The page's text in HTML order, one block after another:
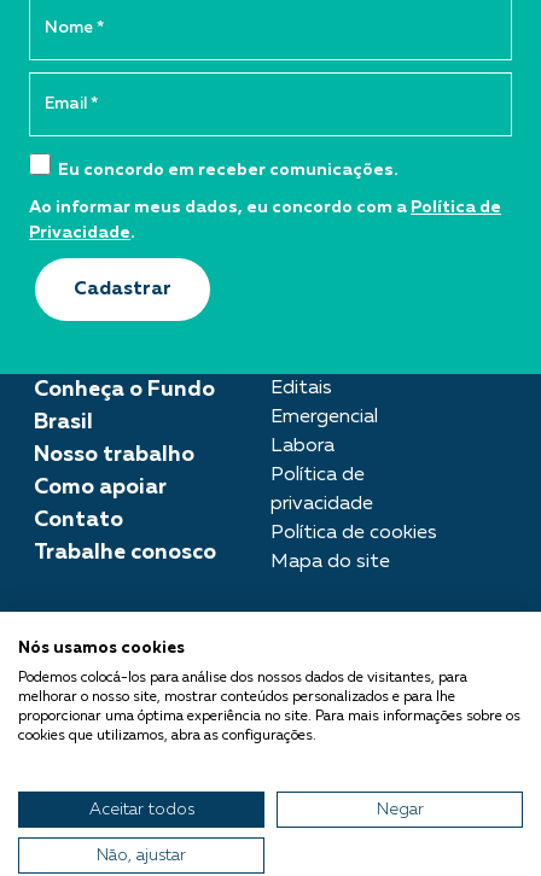
Conheça o Fundo
Brasil
Nosso trabalho
Como apoiar
Contato
Trabalhe conosco
Editais
Emergencial
Labora
Política de
privacidade
Política de cookies
Mapa do site
imprensa@fundobrasil.org.br
O Fundo Brasil integra a Rede
Comuá - Filantropia que
Eu concordo em receber comunicações.
Ao informar meus dados, eu concordo com a Política de
Privacidade.
Cadastrar
© 2026 Fundo Brasil.
Todos os direitos reservados
Nós usamos cookies
Podemos colocá-los para análise dos nossos dados de visitantes, para
melhorar o nosso site, mostrar conteúdos personalizados e para lhe
proporcionar uma óptima experiência no site. Para mais informações sobre os
cookies que utilizamos, abra as configurações.
Aceitar todos Negar
Não, ajustar